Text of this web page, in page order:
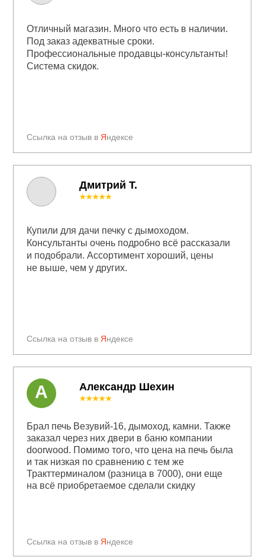
Ссылка на отзыв в Яндексе
Отличный магазин. Много что есть в наличии.
Под заказ адекватные сроки.
Профессиональные продавцы-консультанты!
Система скидок.
Ссылка на отзыв в Яндексе
★★★★★
Купили для дачи печку с дымоходом.
Консультанты очень подробно всё рассказали
и подобрали. Ассортимент хороший, цены
не выше, чем у других.
Александр Шехин
Ссылка на отзыв в Яндексе
★★★★★
Брал печь Везувий-16, дымоход, камни. Также
заказал через них двери в баню компании
doorwood. Помимо того, что цена на печь была
и так низкая по сравнению с тем же
Тракттерминалом (разница в 7000), они еще
на всё приобретаемое сделали скидку
А
Дмитрий Т.